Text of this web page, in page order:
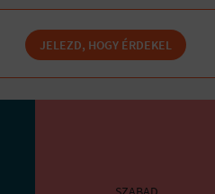
JELEZD, HOGY ÉRDEKEL